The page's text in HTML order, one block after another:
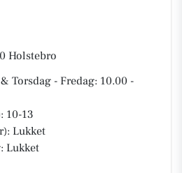
Holstebro
Torsdag - Fredag: 10.00 -
10-13
Lukket
Lukket